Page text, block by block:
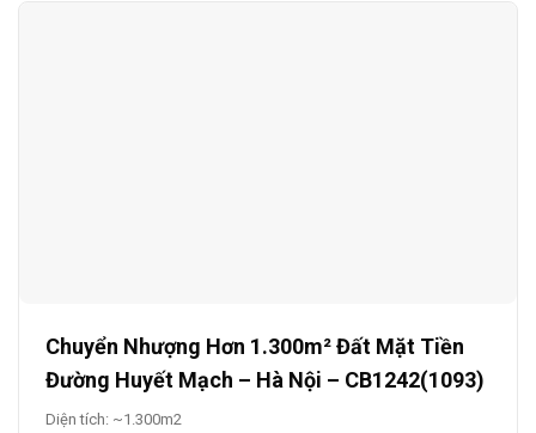
Chuyển Nhượng Hơn 1.300m² Đất Mặt Tiền
Đường Huyết Mạch – Hà Nội – CB1242(1093)
Diện tích: ~1.300m2